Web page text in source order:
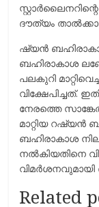
ദൗത്യം
ഷ്യന്‍
ബഹിരാകാശ
പലകുറി
വിക്ഷേപിച്ചത്.
നേരത്തെ
മാറ്റിയ റഷ്യന്‍
ബഹിരാകാശ
നല്‍കിയതിനെ
Related